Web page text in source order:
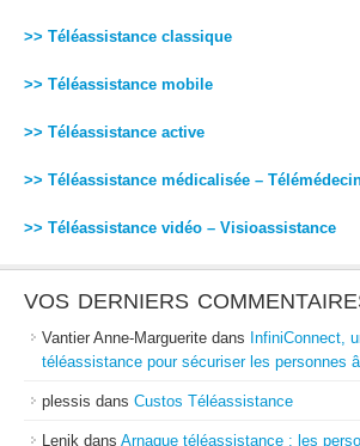
>> Téléassistance classique
>> Téléassistance mobile
>> Téléassistance active
>> Téléassistance médicalisée –
>> Téléassistance vidéo – Visioassistance
VOS DERNIERS
Vantier Anne-Marguerite dans InfiniConnect,
téléassistance pour sécuriser les personnes
plessis dans Custos Téléassistance
Lenik dans Arnaque téléassistance : les